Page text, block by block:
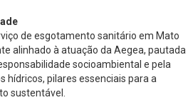
de esgotamento sanitário em Mato
alinhado à atuação da Aegea, pautada
socioambiental e pela
hídricos, pilares essenciais para a
sustentável.